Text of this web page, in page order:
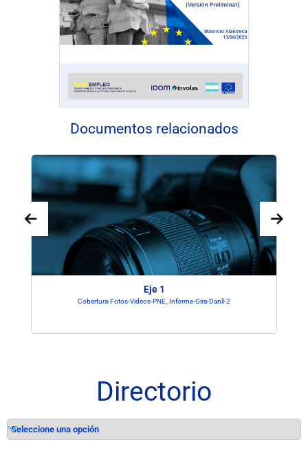
Documentos relacionados
Eje 1
Cobertura-Fotos-Videos-PNE_Informe-Gira-Danlí-2
Directorio